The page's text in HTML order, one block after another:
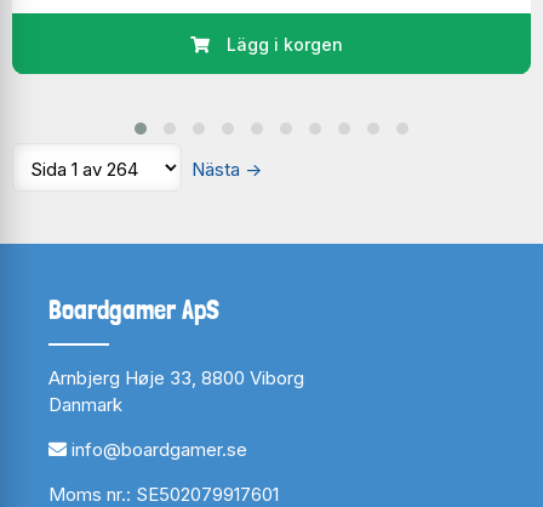
Lägg i korgen
Nästa →
Boardgamer ApS
Arnbjerg Høje 33, 8800 Viborg
Danmark
info@boardgamer.se
Moms nr.: SE502079917601